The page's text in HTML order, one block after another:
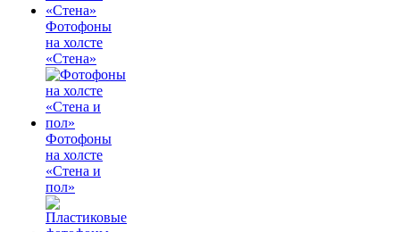
Фотофоны
на холсте
«Стена»
Фотофоны
на холсте
«Стена и
пол»